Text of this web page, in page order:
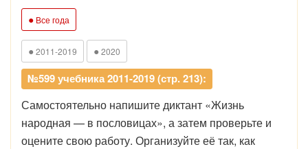
● Все года
● 2011-2019 ● 2020
№599 учебника 2011-2019 (стр. 213):
Самостоятельно напишите диктант «Жизнь
народная — в пословицах», а затем проверьте и
оцените свою работу. Организуйте её так, как